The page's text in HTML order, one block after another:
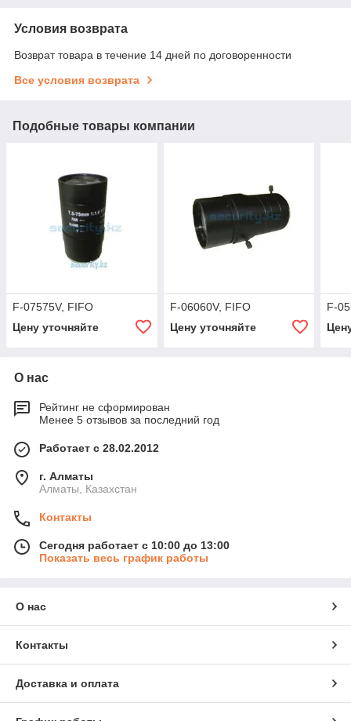
Условия возврата
Возврат товара в течение 14 дней по договоренности
Все условия возврата
Подобные товары компании
F-07575V, FIFO
Цену уточняйте
F-06060V, FIFO
Цену уточняйте
F-
О нас
Рейтинг не сформирован
Менее 5 отзывов за последний год
Работает с 28.02.2012
г. Алматы
Алматы, Казахстан
Контакты
Сегодня работает с 10:00 до 13:00
Показать весь график работы
О нас
Контакты
Доставка и оплата